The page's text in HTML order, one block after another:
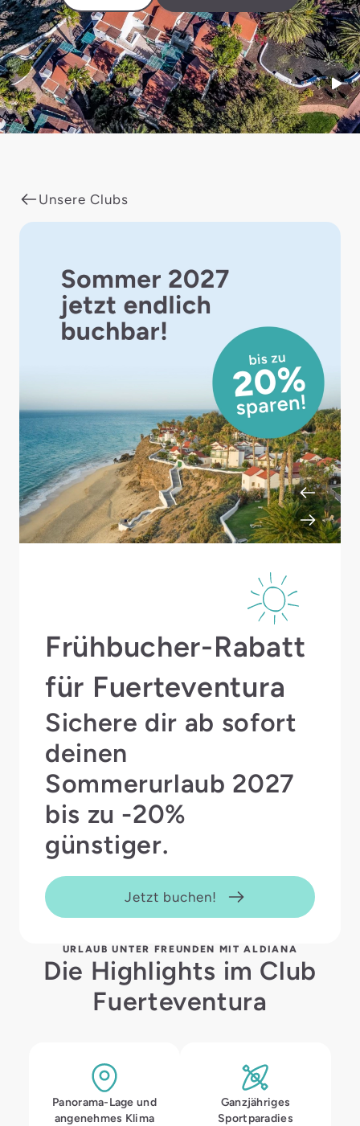
Start
Unsere Clubs
Frühbucher-Rabatt
für Fuerteventura
Sichere dir ab sofort
deinen
Sommerurlaub 2027
bis zu -20%
günstiger.
Jetzt buchen!
URLAUB UNTER FREUNDEN MIT ALDIANA
Die Highlights im Club
Fuerteventura
Panorama-Lage und
angenehmes Klima
Ganzjähriges
Sportparadies